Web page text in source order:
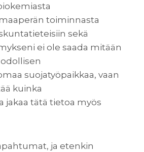
toiminnasta
sekä
ei ole saada mitään
suojatyöpaikkaa, vaan
kuinka
jakaa tätä tietoa myös
ja etenkin